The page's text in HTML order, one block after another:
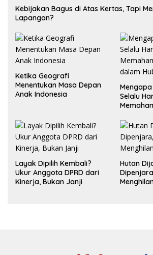
Kebijakan Bagus di Atas Kertas, Tapi
Lapangan?
Ketika Geografi
Menentukan Masa Depan
Anak Indonesia
Selalu
Layak Dipilih Kembali?
Ukur Anggota DPRD dari
Kinerja, Bukan Janji
Hutan